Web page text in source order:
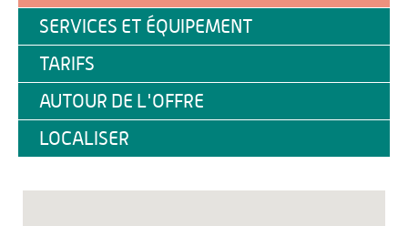
SERVICES ET ÉQUIPEMENT
TARIFS
AUTOUR DE L'OFFRE
LOCALISER